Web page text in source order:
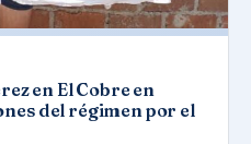
en El Cobre en
del régimen por el